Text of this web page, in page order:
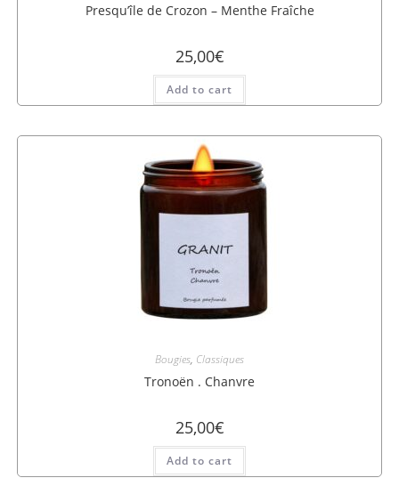
Presqu’île de Crozon – Menthe Fraîche
25,00€
Add to cart
Bougies, Classiques
Tronoën . Chanvre
25,00€
Add to cart